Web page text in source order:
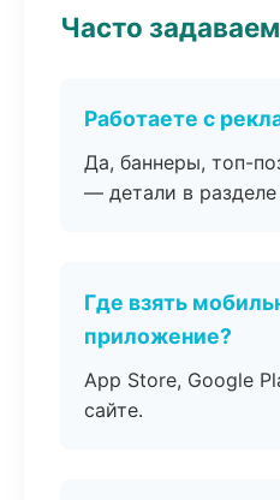
Часто
Работаете с
Да, баннеры, топ-
— детали в
Где взять
приложение?
App Store, Google
сайте.